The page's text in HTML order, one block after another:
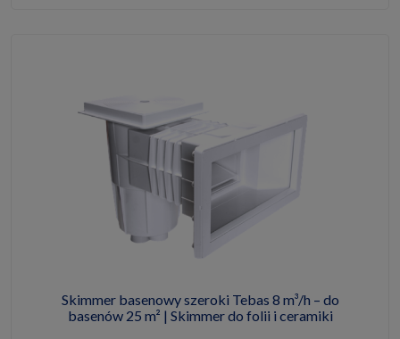
Skimmer basenowy szeroki Tebas 8 m³/h – do
basenów 25 m² | Skimmer do folii i ceramiki